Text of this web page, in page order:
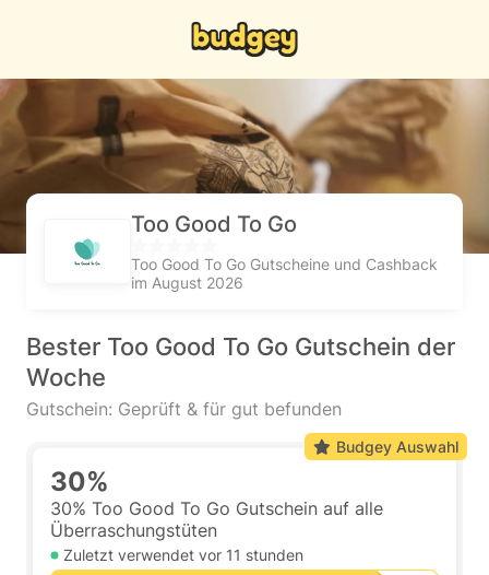
Too Good To Go
Too Good To Go Gutscheine und Cashback
im August 2026
Bester Too Good To Go Gutschein der
Woche
Gutschein: Geprüft & für gut befunden
30%
30% Too Good To Go Gutschein auf alle
Überraschungstüten
Zuletzt verwendet vor 11 stunden
Budgey Auswahl